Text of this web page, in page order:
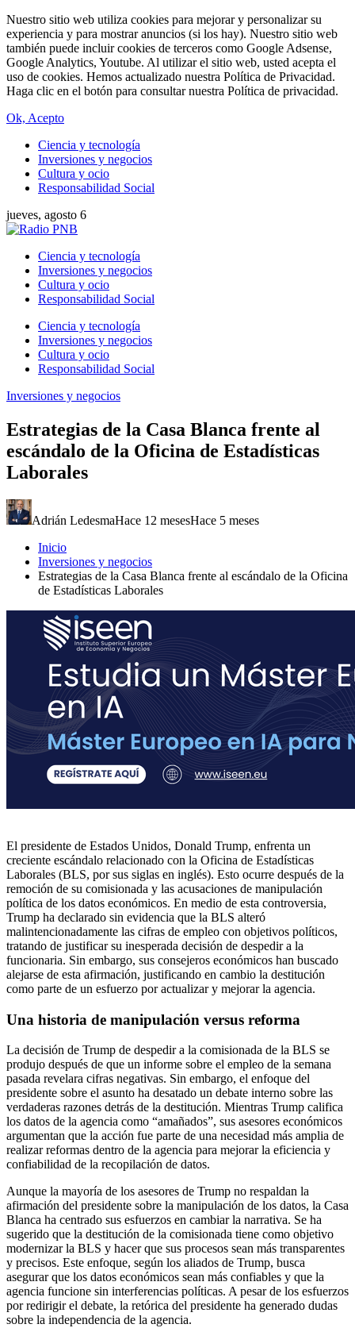
Nuestro sitio web utiliza cookies para mejorar y personalizar su
experiencia y para mostrar anuncios (si los hay). Nuestro sitio web
también puede incluir cookies de terceros como Google Adsense,
Google Analytics, Youtube. Al utilizar el sitio web, usted acepta el
uso de cookies. Hemos actualizado nuestra Política de Privacidad.
Haga clic en el botón para consultar nuestra Política de privacidad.
Ok, Acepto
Ciencia y tecnología
Inversiones y negocios
Cultura y ocio
Responsabilidad Social
jueves, agosto 6
Ciencia y tecnología
Inversiones y negocios
Cultura y ocio
Responsabilidad Social
Ciencia y tecnología
Inversiones y negocios
Cultura y ocio
Responsabilidad Social
Inversiones y negocios
Estrategias de la Casa Blanca frente al
escándalo de la Oficina de Estadísticas
Laborales
Adrián LedesmaHace 12 mesesHace 5 meses
Inicio
Inversiones y negocios
Estrategias de la Casa Blanca frente al escándalo de la Oficina
de Estadísticas Laborales
El presidente de Estados Unidos, Donald Trump, enfrenta un
creciente escándalo relacionado con la Oficina de Estadísticas
Laborales (BLS, por sus siglas en inglés). Esto ocurre después de la
remoción de su comisionada y las acusaciones de manipulación
política de los datos económicos. En medio de esta controversia,
Trump ha declarado sin evidencia que la BLS alteró
malintencionadamente las cifras de empleo con objetivos políticos,
tratando de justificar su inesperada decisión de despedir a la
funcionaria. Sin embargo, sus consejeros económicos han buscado
alejarse de esta afirmación, justificando en cambio la destitución
como parte de un esfuerzo por actualizar y mejorar la agencia.
Una historia de manipulación versus reforma
La decisión de Trump de despedir a la comisionada de la BLS se
produjo después de que un informe sobre el empleo de la semana
pasada revelara cifras negativas. Sin embargo, el enfoque del
presidente sobre el asunto ha desatado un debate interno sobre las
verdaderas razones detrás de la destitución. Mientras Trump califica
los datos de la agencia como “amañados”, sus asesores económicos
argumentan que la acción fue parte de una necesidad más amplia de
realizar reformas dentro de la agencia para mejorar la eficiencia y
confiabilidad de la recopilación de datos.
Aunque la mayoría de los asesores de Trump no respaldan la
afirmación del presidente sobre la manipulación de los datos, la Casa
Blanca ha centrado sus esfuerzos en cambiar la narrativa. Se ha
sugerido que la destitución de la comisionada tiene como objetivo
modernizar la BLS y hacer que sus procesos sean más transparentes
y precisos. Este enfoque, según los aliados de Trump, busca
asegurar que los datos económicos sean más confiables y que la
agencia funcione sin interferencias políticas. A pesar de los esfuerzos
por redirigir el debate, la retórica del presidente ha generado dudas
sobre la independencia de la agencia.